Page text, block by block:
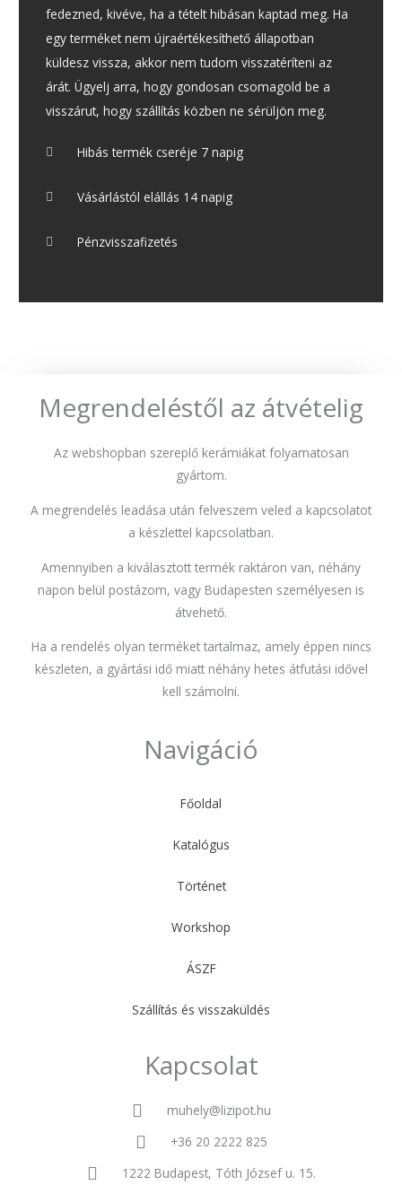
fedezned, kivéve, ha a tételt hibásan kaptad meg. Ha
egy terméket nem újraértékesíthető állapotban
küldesz vissza, akkor nem tudom visszatéríteni az
árát. Ügyelj arra, hogy gondosan csomagold be a
visszárut, hogy szállítás közben ne sérüljön meg.
Hibás termék cseréje 7 napig
Vásárlástól elállás 14 napig
Pénzvisszafizetés
Megrendeléstől az átvételig
Az webshopban szereplő kerámiákat folyamatosan
gyártom.
A megrendelés leadása után felveszem veled a kapcsolatot
a készlettel kapcsolatban.
Amennyiben a kiválasztott termék raktáron van, néhány
napon belül postázom, vagy Budapesten személyesen is
átvehető.
Ha a rendelés olyan terméket tartalmaz, amely éppen nincs
készleten, a gyártási idő miatt néhány hetes átfutási idővel
kell számolni.
Navigáció
Főoldal
Katalógus
Történet
Workshop
ÁSZF
Szállítás és visszaküldés
Kapcsolat
muhely@lizipot.hu
+36 20 2222 825
1222 Budapest, Tóth József u. 15.